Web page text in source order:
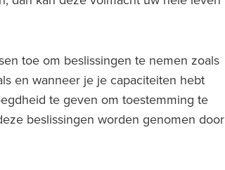
toe om beslissingen te nemen zoals
en wanneer je je capaciteiten hebt
te geven om toestemming te
beslissingen worden genomen door